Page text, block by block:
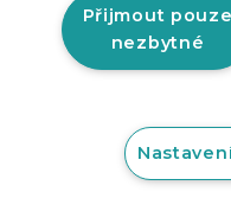
přihlašte se k
neuniklo
Přijmout pouze
nezbytné